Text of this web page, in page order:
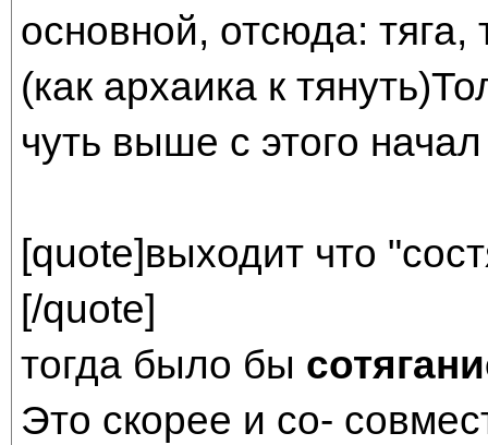
основной, отсюда: тяга,
(как архаика к
чуть выше с этого
[quote]выходит что
[/quote]
тогда было бы
Это скорее и со-